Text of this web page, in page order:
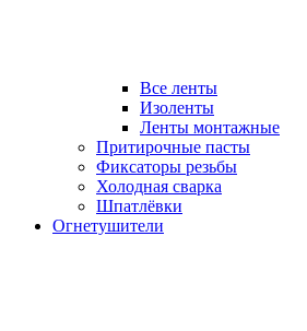
Все ленты
Изоленты
Ленты монтажные
Притирочные пасты
Фиксаторы резьбы
Холодная сварка
Шпатлёвки
Огнетушители